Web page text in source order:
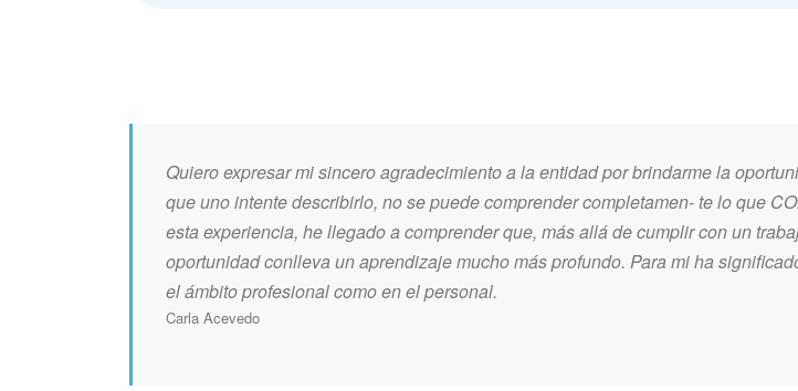
Quiero expresar mi sincero agradecimiento a la entidad por brindarme la
que uno intente describirlo, no se puede comprender completamen- te lo que
esta experiencia, he llegado a comprender que, más allá de cumplir con un
oportunidad conlleva un aprendizaje mucho más profundo. Para mi ha
el ámbito profesional como en el personal.
Carla Acevedo